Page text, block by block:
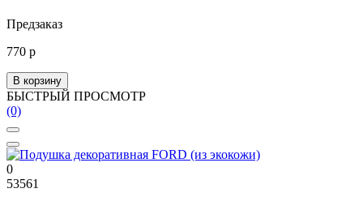
Предзаказ
770 р
В корзину
БЫСТРЫЙ ПРОСМОТР
(0)
0
53561